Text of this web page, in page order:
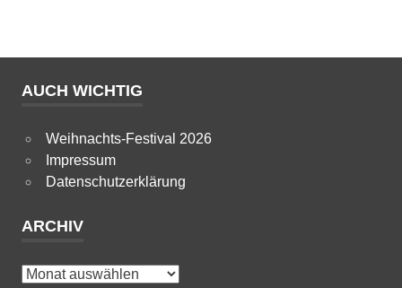
AUCH WICHTIG
Weihnachts-Festival 2026
Impressum
Datenschutzerklärung
ARCHIV
Archiv